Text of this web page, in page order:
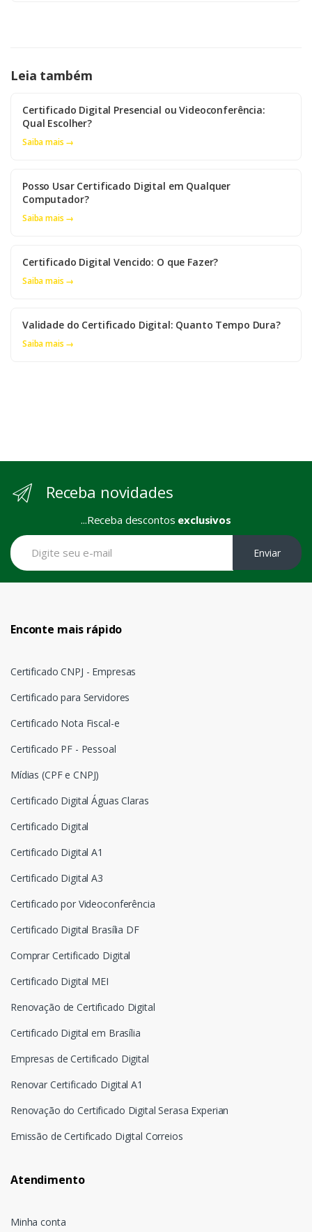
Leia também
Certificado Digital Presencial ou Videoconferência:
Qual Escolher?
Saiba mais →
Posso Usar Certificado Digital em Qualquer
Computador?
Saiba mais →
Certificado Digital Vencido: O que Fazer?
Saiba mais →
Validade do Certificado Digital: Quanto Tempo Dura?
Saiba mais →
Receba novidades
...Receba descontos exclusivos
Enviar
Enconte mais rápido
Certificado CNPJ - Empresas
Certificado para Servidores
Certificado Nota Fiscal-e
Certificado PF - Pessoal
Mídias (CPF e CNPJ)
Certificado Digital Águas Claras
Certificado Digital
Certificado Digital A1
Certificado Digital A3
Certificado por Videoconferência
Certificado Digital Brasília DF
Comprar Certificado Digital
Certificado Digital MEI
Renovação de Certificado Digital
Certificado Digital em Brasília
Empresas de Certificado Digital
Renovar Certificado Digital A1
Renovação do Certificado Digital Serasa Experian
Emissão de Certificado Digital Correios
Atendimento
Minha conta